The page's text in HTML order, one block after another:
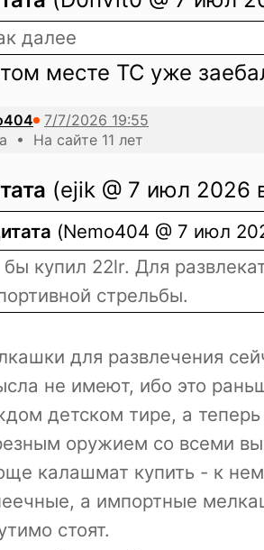
далее
месте ТС уже
• На сайте 11 лет
(ejik @ 7 июл 2026
(Nemo404 @ 7 июл
купил 22lr. Для
стрельбы.
для развлечения
не имеют, ибо это
детском тире, а
оружием со всеми
калашмат купить - к
а импортные
стоят.